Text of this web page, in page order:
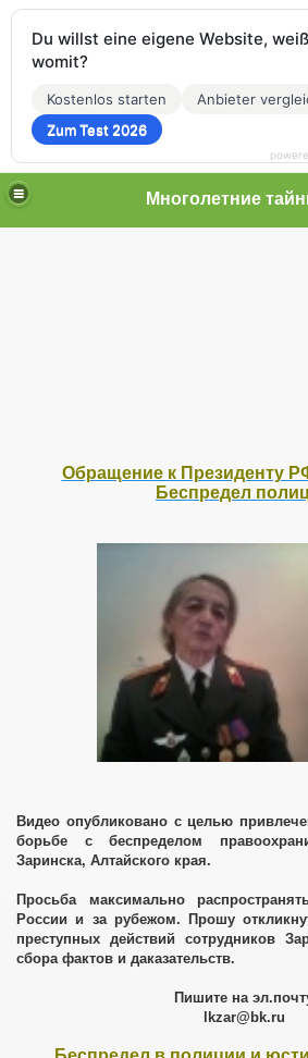
Обращение к Президенту
Беспредел
Видео опубликовано с целью
борьбе с беспределом
Заринска, Алтайского края.
Просьба максимально
России и за рубежом. Прошу
преступных действий сотрудников
сбора фактов и даказательств.
Пишите на
lkzar@bk.ru
Du willst eine eigene Website,
womit?
Kostenlos starten
Anbieter
Zum Test 2026